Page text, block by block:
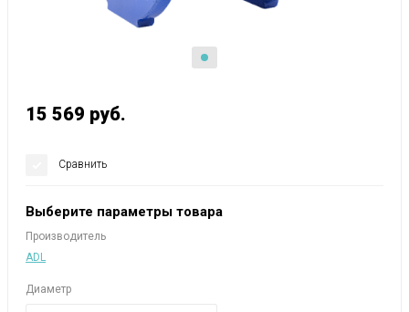
15 569 руб.
Сравнить
Выберите параметры товара
Производитель
ADL
Диаметр